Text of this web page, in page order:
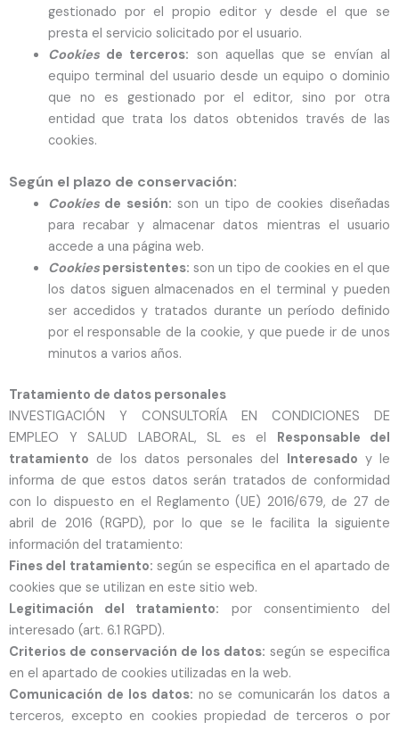
gestionado por el propio editor y desde el que se
presta el servicio solicitado por el usuario.
Cookiesde terceros: son aquellas que se envían al
equipo terminal del usuario desde un equipo o dominio
que no es gestionado por el editor, sino por otra
entidad que trata los datos obtenidos través de las
cookies.
Según el plazo de conservación:
Cookiesde sesión: son un tipo de cookies diseñadas
para recabar y almacenar datos mientras el usuario
accede a una página web.
Cookies persistentes: son un tipo de cookies en el que
los datos siguen almacenados en el terminal y pueden
ser accedidos y tratados durante un período definido
por el responsable de la cookie, y que puede ir de unos
minutos a varios años.
Tratamiento de datos personales
INVESTIGACIÓN Y CONSULTORÍA EN CONDICIONES DE
EMPLEO Y SALUD LABORAL, SL es el Responsable del
tratamiento de los datos personales del Interesado y le
informa de que estos datos serán tratados de conformidad
con lo dispuesto en el Reglamento (UE) 2016/679, de 27 de
abril de 2016 (RGPD), por lo que se le facilita la siguiente
información del tratamiento:
Fines del tratamiento: según se especifica en el apartado de
cookies que se utilizan en este sitio web.
Legitimación del tratamiento: por consentimiento del
interesado (art. 6.1 RGPD).
Criterios de conservación de los datos: según se especifica
en el apartado de cookies utilizadas en la web.
Comunicación de los datos: no se comunicarán los datos a
terceros, excepto en cookies propiedad de terceros o por